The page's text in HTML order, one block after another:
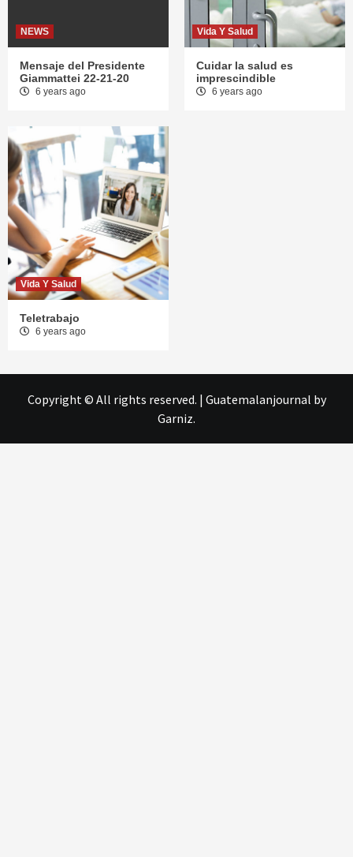
NEWS
Mensaje del Presidente
Giammattei 22-21-20
6 years ago
Vida Y Salud
Cuidar la salud es
imprescindible
6 years ago
Vida Y Salud
Teletrabajo
6 years ago
Copyright © All rights reserved. | Guatemalanjournal by
Garniz.